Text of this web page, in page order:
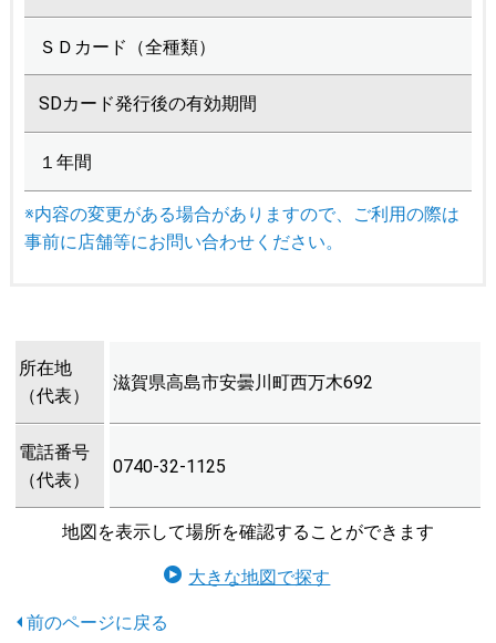
ＳＤカード（全種類）
SDカード発行後の有効期間
１年間
※内容の変更がある場合がありますので、ご利用の際は
事前に店舗等にお問い合わせください。
所在地
（代表）
滋賀県高島市安曇川町西万木692
電話番号
（代表）
0740-32-1125
地図を表示して場所を確認することができます
大きな地図で探す